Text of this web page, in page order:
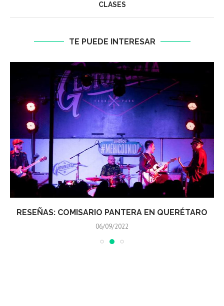
CLASES
TE PUEDE INTERESAR
RESEÑAS: COMISARIO PANTERA EN QUERÉTARO
06/09/2022